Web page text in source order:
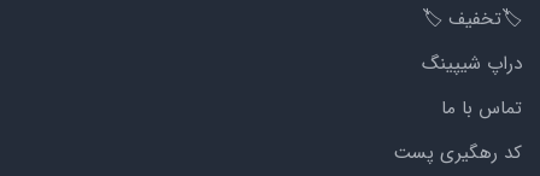
🏷️تخفیف 🏷️
دراپ شیپینگ
تماس با ما
کد رهگیری پست